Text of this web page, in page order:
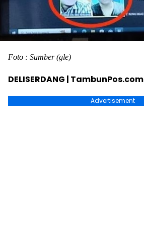
Foto : Sumber (gle)
DELISERDANG | TambunPos.com
Advertisement